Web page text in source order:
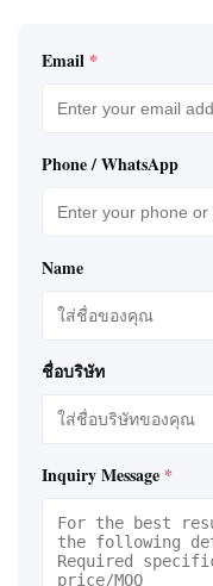
Email *
Phone / WhatsApp
Name
ชื่อบริษัท
Inquiry Message *